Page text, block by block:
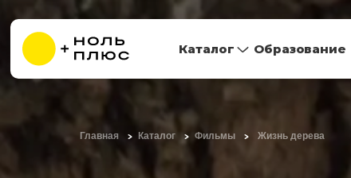
Каталог Образование
Главная Каталог Фильмы Жизнь дерева